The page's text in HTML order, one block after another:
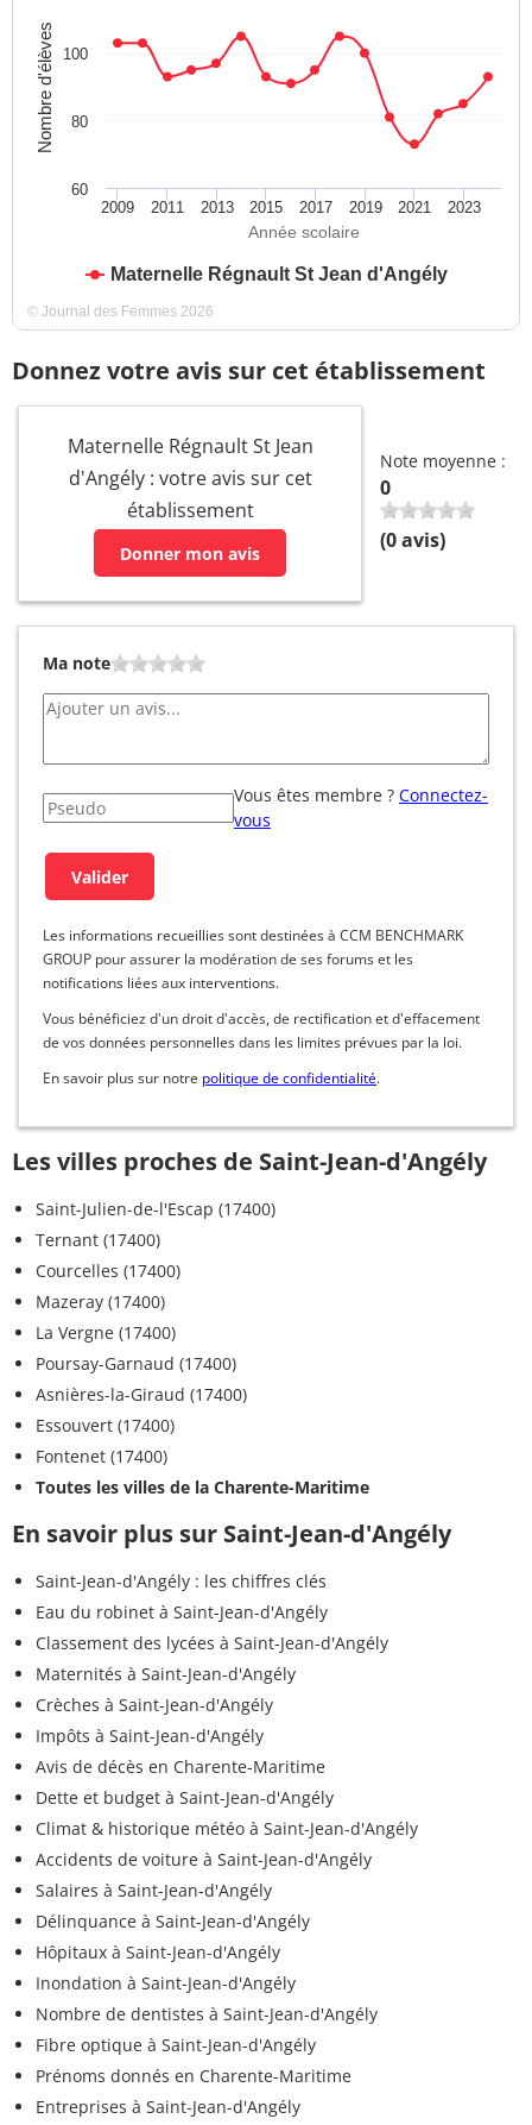
Année scolaire
Nombre d'élèves
Maternelle Régnault St Jean d'Angély
2009 2011 2013 2015 2017 2019 2021 2023
80
100
60
© Journal des Femmes 2026
Donnez votre avis sur cet établissement
Maternelle Régnault St Jean
d'Angély : votre avis sur cet
établissement
Donner mon avis
Note moyenne :
0
(0avis)
Ma note
Vous êtes membre ? Connectez-
vous
Les informations recueillies sont destinées à CCM BENCHMARK
GROUP pour assurer la modération de ses forums et les
notifications liées aux interventions.
Vous bénéficiez d'un droit d'accès, de rectification et d'effacement
de vos données personnelles dans les limites prévues par la loi.
En savoir plus sur notre politique de confidentialité.
Les villes proches de Saint-Jean-d'Angély
Saint-Julien-de-l'Escap (17400)
Ternant (17400)
Courcelles (17400)
Mazeray (17400)
La Vergne (17400)
Poursay-Garnaud (17400)
Asnières-la-Giraud (17400)
Essouvert (17400)
Fontenet (17400)
Toutes les villes de la Charente-Maritime
En savoir plus sur Saint-Jean-d'Angély
Saint-Jean-d'Angély : les chiffres clés
Eau du robinet à Saint-Jean-d'Angély
Classement des lycées à Saint-Jean-d'Angély
Maternités à Saint-Jean-d'Angély
Crèches à Saint-Jean-d'Angély
Impôts à Saint-Jean-d'Angély
Avis de décès en Charente-Maritime
Dette et budget à Saint-Jean-d'Angély
Climat & historique météo à Saint-Jean-d'Angély
Accidents de voiture à Saint-Jean-d'Angély
Salaires à Saint-Jean-d'Angély
Délinquance à Saint-Jean-d'Angély
Hôpitaux à Saint-Jean-d'Angély
Inondation à Saint-Jean-d'Angély
Nombre de dentistes à Saint-Jean-d'Angély
Fibre optique à Saint-Jean-d'Angély
Prénoms donnés en Charente-Maritime
Entreprises à Saint-Jean-d'Angély